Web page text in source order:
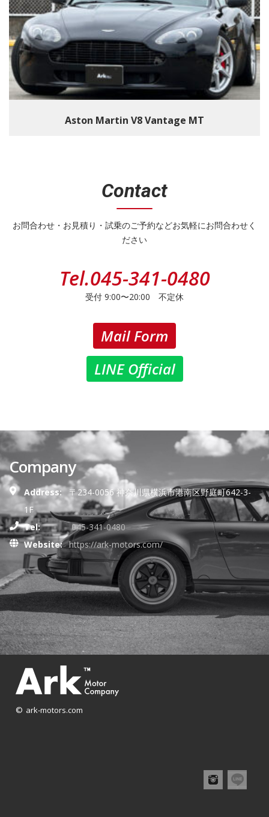
Aston Martin V8 Vantage MT
Contact
お問合わせ・お見積り・試乗のご予約などお気軽にお問合わせく
ださい
Tel.045-341-0480
受付 9:00〜20:00 不定休
Mail Form
LINE Official
Company
Address:
〒234-0056 神奈川県横浜市港南区野庭町642-3-
1F
Tel:
045-341-0480
Website: https://ark-motors.com/
© ark-motors.com